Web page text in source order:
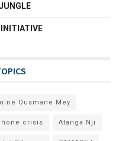
Ousmane Mey
crisis Atanga Nji